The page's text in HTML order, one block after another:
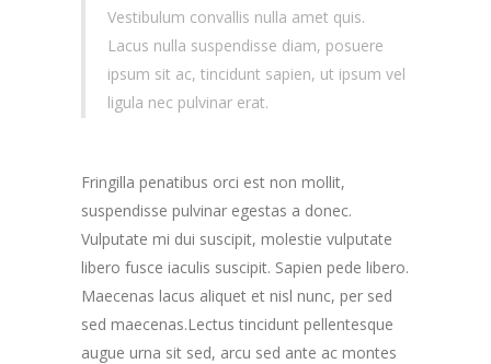
Vestibulum convallis nulla amet quis.
Lacus nulla suspendisse diam, posuere
ipsum sit ac, tincidunt sapien, ut ipsum vel
ligula nec pulvinar erat.
Fringilla penatibus orci est non mollit,
suspendisse pulvinar egestas a donec.
Vulputate mi dui suscipit, molestie vulputate
libero fusce iaculis suscipit. Sapien pede libero.
Maecenas lacus aliquet et nisl nunc, per sed
sed maecenas.Lectus tincidunt pellentesque
augue urna sit sed, arcu sed ante ac montes